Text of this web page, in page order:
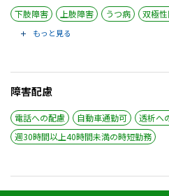
下肢障害 上肢障害 うつ病 双極
もっと見る
障害配慮
電話への配慮 自動車通勤可
透析へ
週30時間以上40時間未満の時短勤務